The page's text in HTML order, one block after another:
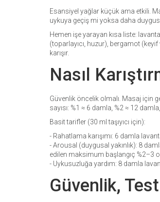
Esansiyel yağlar küçük ama etkili.
uykuya geçiş mi yoksa daha
Hemen işe yarayan kısa liste:
(toparlayıcı, huzur), bergamot
karışır.
Nasıl
Güvenlik öncelik olmalı. Masaj için
sayısı: %1 ≈ 6 damla, %2 ≈ 12
Basit tarifler (30 ml taşıyıcı için):
- Rahatlama karışımı: 6 damla
- Arousal (duygusal yakınlık): 8
edilen maksimum başlangıç %2–3
- Uykusuzluğa yardım: 8 damla
Güvenlik,